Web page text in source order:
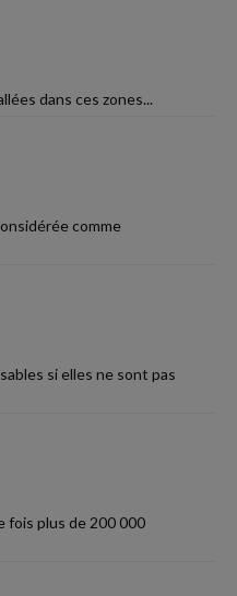
dans ces zones...
comme
si elles ne sont pas
fois plus de 200 000